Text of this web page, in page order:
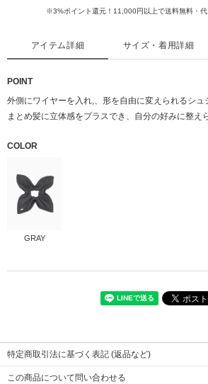
※3%ポイント還元！11,000円以上で送料無料・
アイテム詳細
POINT
外側にワイヤーを入れ,、形を自由に変えられるシュ
まとめ髪に立体感をプラスでき、自分の好みに整え
COLOR
GRAY
サイズ・着用詳細
特定商取引法に基づく表記 (返品など)
この商品について問い合わせる